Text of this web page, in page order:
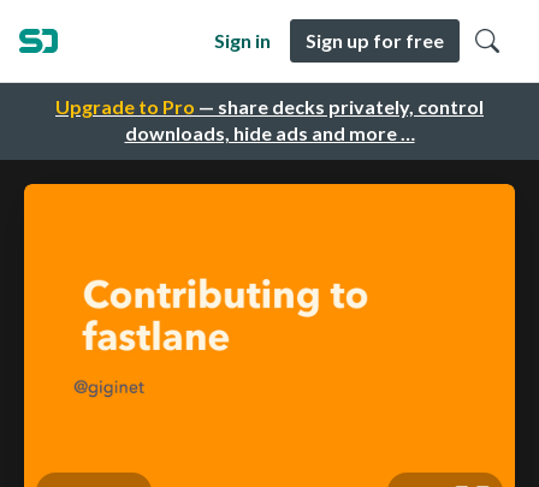
Upgrade to Pro — share decks privately, control
downloads, hide ads and more …
Sign in Sign up for free